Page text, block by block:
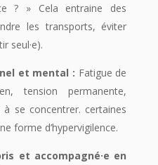
? » Cela entraine des
les transports, éviter
seul·e).
et mental : Fatigue de
tension permanente,
se concentrer. certaines
forme d’hypervigilence.
et accompagné·e en